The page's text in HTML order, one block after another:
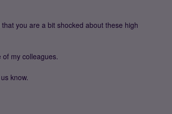
you are a bit shocked about these high
my colleagues.
know.